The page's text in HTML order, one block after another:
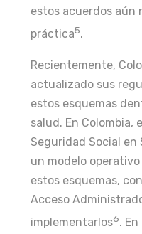
estos acuerdos aún
práctica5.
Recientemente,
actualizado sus
estos esquemas
salud. En Colombia,
Seguridad Social en
un modelo
estos esquemas,
Acceso
implementarlos6.